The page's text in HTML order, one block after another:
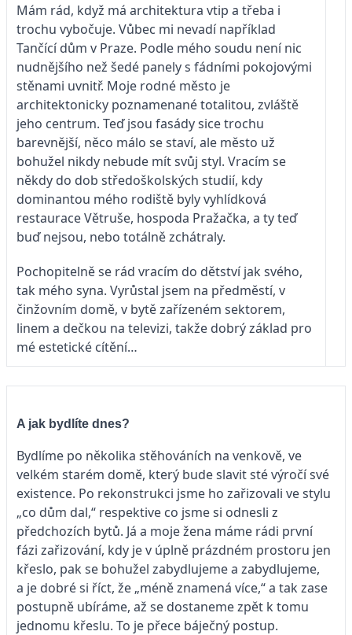
Mám rád, když má architektura vtip a třeba i
trochu vybočuje. Vůbec mi nevadí například
Tančící dům v Praze. Podle mého soudu není nic
nudnějšího než šedé panely s fádními pokojovými
stěnami uvnitř. Moje rodné město je
architektonicky poznamenané totalitou, zvláště
jeho centrum. Teď jsou fasády sice trochu
barevnější, něco málo se staví, ale město už
bohužel nikdy nebude mít svůj styl. Vracím se
někdy do dob středoškolských studií, kdy
dominantou mého rodiště byly vyhlídková
restaurace Větruše, hospoda Pražačka, a ty teď
buď nejsou, nebo totálně zchátraly.
Pochopitelně se rád vracím do dětství jak svého,
tak mého syna. Vyrůstal jsem na předměstí, v
činžovním domě, v bytě zařízeném sektorem,
linem a dečkou na televizi, takže dobrý základ pro
mé estetické cítění…
A jak bydlíte dnes?
Bydlíme po několika stěhováních na venkově, ve
velkém starém domě, který bude slavit sté výročí své
existence. Po rekonstrukci jsme ho zařizovali ve stylu
„co dům dal,“ respektive co jsme si odnesli z
předchozích bytů. Já a moje žena máme rádi první
fázi zařizování, kdy je v úplně prázdném prostoru jen
křeslo, pak se bohužel zabydlujeme a zabydlujeme,
a je dobré si říct, že „méně znamená více,“ a tak zase
postupně ubíráme, až se dostaneme zpět k tomu
jednomu křeslu. To je přece báječný postup.